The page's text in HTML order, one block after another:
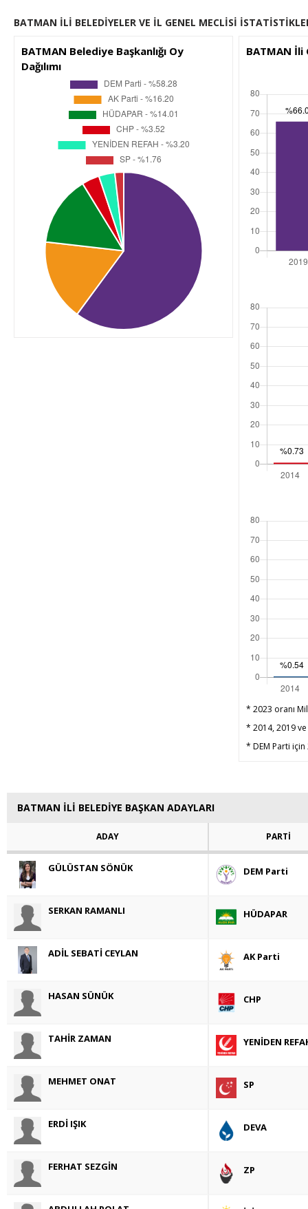
BATMAN İLİ BELEDİYELER VE İL GENEL MECLİSİ
BATMAN Belediye Başkanlığı Oy
Dağılımı
BATMAN İli
* 2023 oranı
* 2014, 2019
* DEM Parti için
BATMAN İLİ BELEDİYE BAŞKAN ADAYLARI
ADAY PARTİ
GÜLÜSTAN SÖNÜK DEM Parti
SERKAN RAMANLI HÜDAPAR
ADİL SEBATİ CEYLAN AK Parti
HASAN SÜNÜK CHP
TAHİR ZAMAN YENİDEN
MEHMET ONAT SP
ERDİ IŞIK DEVA
FERHAT SEZGİN ZP